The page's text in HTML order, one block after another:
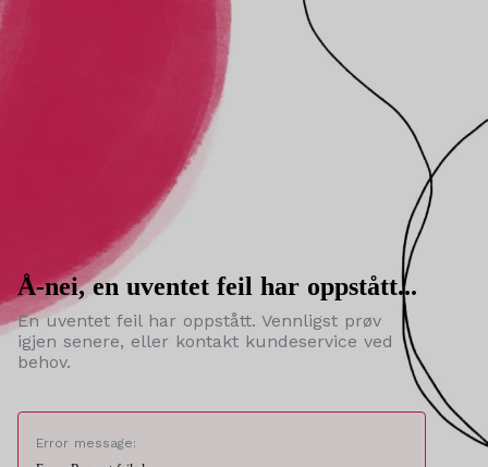
Å-nei, en uventet feil har oppstått...
En uventet feil har oppstått. Vennligst prøv
igjen senere, eller kontakt kundeservice ved
behov.
Error message: